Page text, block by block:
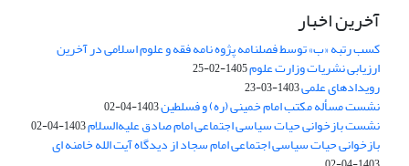
آخرین اخبار
کسب رتبه «ب» توسط فصلنامه پژوه نامه فقه و علوم اسلامی در آخرین
ارزیابی نشریات وزارت علوم1405-02-25
رویدادهای علمی1403-03-23
نشست مسأله مکتب امام خمینی (ره) و فسلطین1403-04-02
نشست بازخوانی حیات سیاسی اجتماعی امام صادق علیه‌السلام1403-04-02
بازخوانی حیات سیاسی اجتماعی امام سجاد از دیدگاه آیت الله خامنه ای